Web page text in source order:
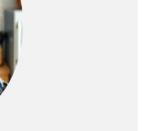
petits fours – gain de place
garanti [PORTES VITRÉES
AVEC RANGE-BOUTEILLES
ÉLÉGANT]: Derrière les
portes en verre se cache un
range-bouteilles pouvant
contenir jusqu’à 8 bouteilles
– décoratif et pratique